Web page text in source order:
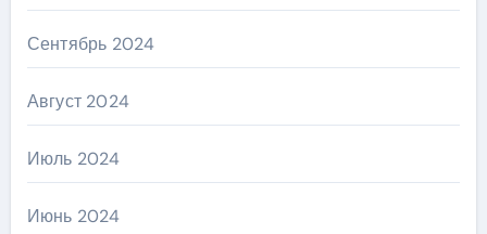
Сентябрь 2024
Август 2024
Июль 2024
Июнь 2024